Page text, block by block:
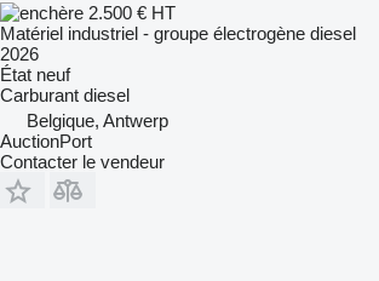
2.500 € HT
Matériel industriel - groupe électrogène diesel
2026
État neuf
Carburant diesel
Belgique, Antwerp
AuctionPort
Contacter le vendeur